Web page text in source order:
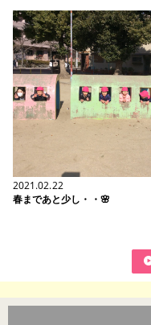
2021.02.22
春まであと少し・・🌸